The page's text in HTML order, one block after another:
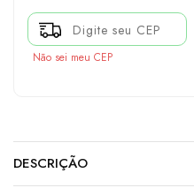
Não sei meu CEP
DESCRIÇÃO